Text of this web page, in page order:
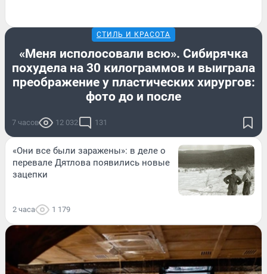
СТИЛЬ И КРАСОТА
«Меня исполосовали всю». Сибирячка
похудела на 30 килограммов и выиграла
преображение у пластических хирургов:
фото до и после
7 часов 12 032 131
«Они все были заражены»: в деле о
перевале Дятлова появились новые
зацепки
2 часа 1 179